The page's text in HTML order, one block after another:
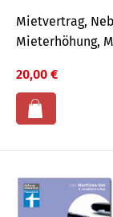
Mietvertrag,
Mieterhöhung,
20,00 €